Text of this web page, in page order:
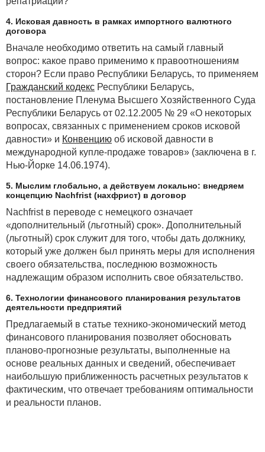
4. Исковая давность в рамках импортного валютного
договора
Вначале необходимо ответить на самый главный
вопрос: какое право применимо к правоотношениям
сторон? Если право Республики Беларусь, то применяем
Гражданский кодекс Республики Беларусь,
постановление Пленума Высшего Хозяйственного Суда
Республики Беларусь от 02.12.2005 № 29 «О некоторых
вопросах, связанных с применением сроков исковой
давности» и Конвенцию об исковой давности в
международной купле-продаже товаров» (заключена в г.
Нью-Йорке 14.06.1974).
5. Мыслим глобально, а действуем локально: внедряем
концепцию Nachfrist (нахфрист) в договор
Nachfrist в переводе с немецкого означает
«дополнительный (льготный) срок». Дополнительный
(льготный) срок служит для того, чтобы дать должнику,
который уже должен был принять меры для исполнения
своего обязательства, последнюю возможность
надлежащим образом исполнить свое обязательство.
6. Технологии финансового планирования результатов
деятельности предприятий
Предлагаемый в статье технико-экономический метод
финансового планирования позволяет обосновать
планово-прогнозные результаты, выполненные на
основе реальных данных и сведений, обеспечивает
наибольшую приближенность расчетных результатов к
фактическим, что отвечает требованиям оптимальности
и реальности планов.